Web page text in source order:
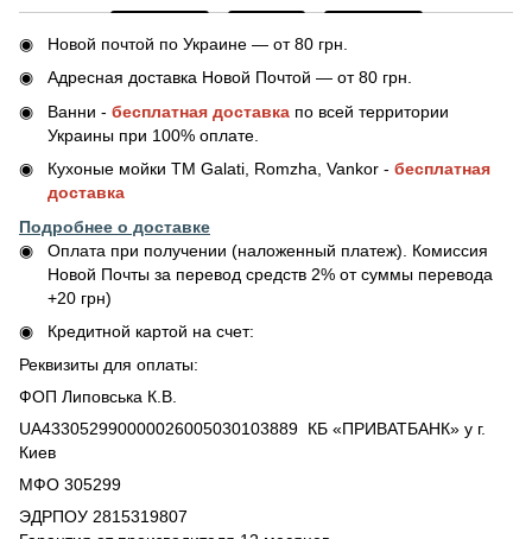
Новой почтой по Украине — от 80 грн.
Адресная доставка Новой Почтой — от 80 грн.
Ванни - бесплатная доставка по всей территории
Украины при 100% оплате.
Кухоные мойки ТМ Galati, Romzha, Vankor - бесплатная
доставка
Подробнее о доставке
Оплата при получении (наложенный платеж). Комиссия
Новой Почты за перевод средств 2% от суммы перевода
+20 грн)
Кредитной картой на счет:
Реквизиты для оплаты:
ФОП Липовська К.В.
UA433052990000026005030103889 КБ «ПРИВАТБАНК» у г.
Киев
МФО 305299
ЭДРПОУ 2815319807